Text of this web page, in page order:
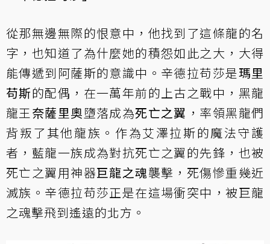
從那無邊無際的恨意中，他找到了這條龍的名
字，也知道了為什麼她的積怨如此之大，大得
能傳遞到阿薩斯的意識中。辛德拉苟莎是瑪里
苟斯的配偶，在一萬年前的上古之戰中，黑龍
龍王奈薩里奧墮落成為死亡之翼 ，率領黑龍們
背叛了其他龍族。作為艾澤拉斯的魔法守護
者，藍龍一族成為對抗死亡之翼的先鋒，也被
死亡之翼用神器巨龍之魂襲擊，死傷慘重幾近
滅族。辛德拉苟莎正是在這場衝突中，被巨龍
之魂擊飛到遙遠的北方。